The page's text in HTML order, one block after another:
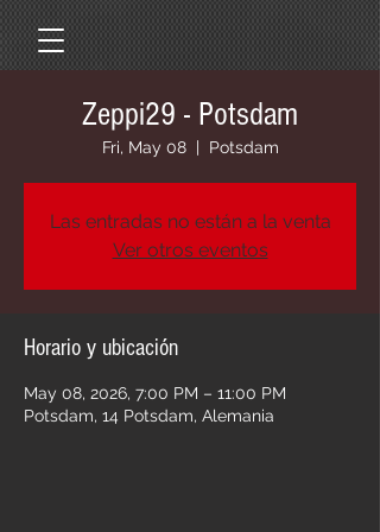
Zeppi29 - Potsdam
Fri, May 08
  |
Potsdam
Las entradas no están a la venta
Ver otros eventos
Horario y ubicación
May 08, 2026, 7:00 PM – 11:00 PM
Potsdam, 14 Potsdam, Alemania